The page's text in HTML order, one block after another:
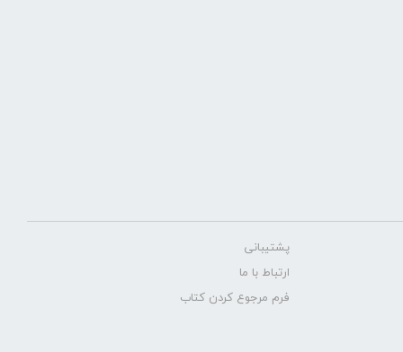
پشتیبانی
ارتباط با ما
فرم مرجوع کردن کتاب